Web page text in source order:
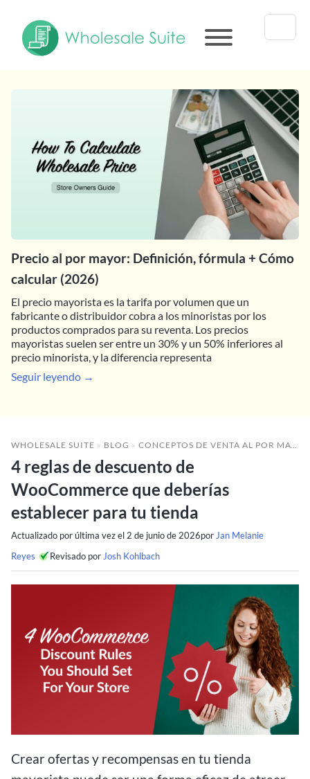
Precio al por mayor: Definición, fórmula + Cómo
calcular (2026)
El precio mayorista es la tarifa por volumen que un
fabricante o distribuidor cobra a los minoristas por los
productos comprados para su reventa. Los precios
mayoristas suelen ser entre un 30% y un 50% inferiores al
precio minorista, y la diferencia representa
Seguir leyendo →
WHOLESALE SUITE » BLOG » CONCEPTOS DE VENTA AL POR MAYOR
4 reglas de descuento de
WooCommerce que deberías
establecer para tu tienda
Actualizado por última vez el 2 de junio de 2026por Jan Melanie
Reyes
Revisado por Josh Kohlbach
Crear ofertas y recompensas en tu tienda